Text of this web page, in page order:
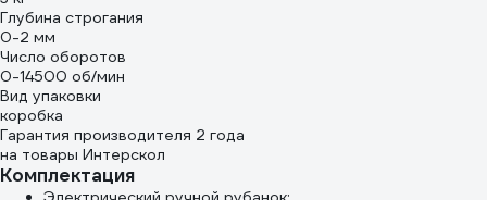
Глубина строгания
0-2 мм
Число оборотов
0-14500 об/мин
Вид упаковки
коробка
Гарантия производителя 2 года
на товары Интерскол
Комплектация